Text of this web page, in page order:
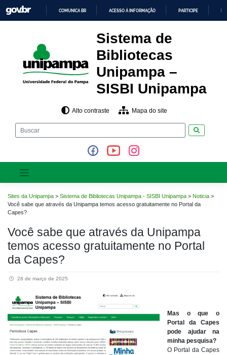
para
o
O
CONTEÚDO
COMUNICA BR ACESSO À INFORMAÇÃO PARTICIPE
Sistema de
Bibliotecas
Unipampa –
SISBI Unipampa
Alto contraste Mapa do site
Sites da Unipampa > Sistema de Bibliotecas Unipampa - SISBI Unipampa > Noticia >
Você sabe que através da Unipampa temos acesso gratuitamente no Portal da
Capes?
Você sabe que através da Unipampa
temos acesso gratuitamente no Portal
da Capes?
28 de março de 2025
Mas o que o
Portal da Capes
pode ajudar na
minha pesquisa?
O Portal da Capes